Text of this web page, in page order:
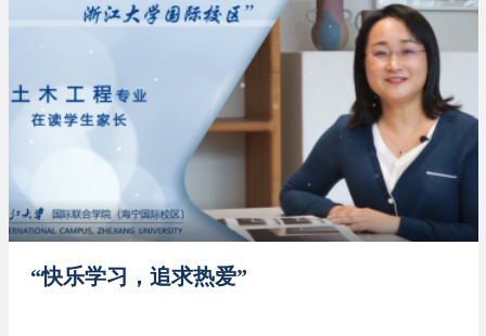
“快乐学习，追求热爱”